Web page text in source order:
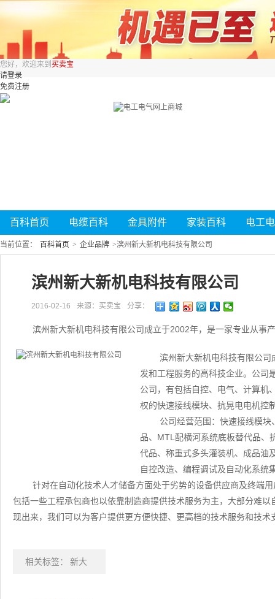
您好，欢迎来到 买卖宝
请登录
免费注册
百科首页 电缆百科 金具附件 家装百科 电工
当前位置： 百科首页 > 企业品牌 >滨州新大新机电科技有限公司
滨州新大新机电科技有限公司
2016-02-16 来源：买卖宝 分享：
滨州新大新机电科技有限公司成立于2002年，是一家专业从事
滨州新大新机电科技有限公
发和工程服务的高科技企业。公司
公司，有包括自控、电气、计算机
权的快速接线模块、抗晃电电机控
公司经营范围：快速接线模
品、MTL配横河系统底板替代品、
代品、称重式多头灌装机、成品油
自控改造、编程调试及自动化系统
针对在自动化技术人才储备方面处于劣势的设备供应商及终端
包括一些工程承包商也以依靠制造商提供技术服务为主，大部分难
现出来，我们可以为客户提供更方便快捷、更高档的技术服务和技术
相关标签： 新大